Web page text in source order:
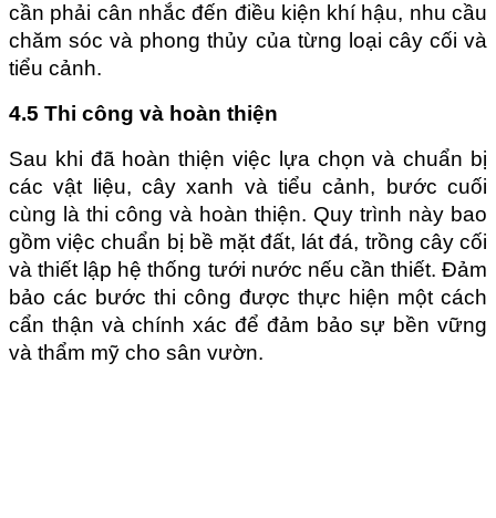
cần phải cân nhắc đến điều kiện khí hậu, nhu cầu
chăm sóc và phong thủy của từng loại cây cối và
tiểu cảnh.
4.5 Thi công và hoàn thiện
Sau khi đã hoàn thiện việc lựa chọn và chuẩn bị
các vật liệu, cây xanh và tiểu cảnh, bước cuối
cùng là thi công và hoàn thiện. Quy trình này bao
gồm việc chuẩn bị bề mặt đất, lát đá, trồng cây cối
và thiết lập hệ thống tưới nước nếu cần thiết. Đảm
bảo các bước thi công được thực hiện một cách
cẩn thận và chính xác để đảm bảo sự bền vững
và thẩm mỹ cho sân vườn.